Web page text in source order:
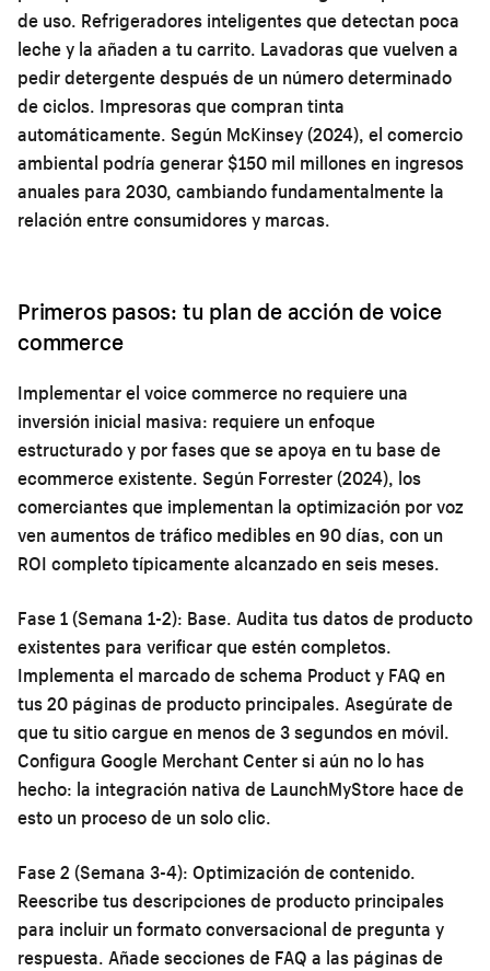
de uso. Refrigeradores inteligentes que detectan poca
leche y la añaden a tu carrito. Lavadoras que vuelven a
pedir detergente después de un número determinado
de ciclos. Impresoras que compran tinta
automáticamente. Según McKinsey (2024), el comercio
ambiental podría generar $150 mil millones en ingresos
anuales para 2030, cambiando fundamentalmente la
relación entre consumidores y marcas.
Primeros pasos: tu plan de acción de voice
commerce
Implementar el voice commerce no requiere una
inversión inicial masiva: requiere un enfoque
estructurado y por fases que se apoya en tu base de
ecommerce existente. Según Forrester (2024), los
comerciantes que implementan la optimización por voz
ven aumentos de tráfico medibles en 90 días, con un
ROI completo típicamente alcanzado en seis meses.
Fase 1 (Semana 1-2): Base. Audita tus datos de producto
existentes para verificar que estén completos.
Implementa el marcado de schema Product y FAQ en
tus 20 páginas de producto principales. Asegúrate de
que tu sitio cargue en menos de 3 segundos en móvil.
Configura Google Merchant Center si aún no lo has
hecho: la integración nativa de LaunchMyStore hace de
esto un proceso de un solo clic.
Fase 2 (Semana 3-4): Optimización de contenido.
Reescribe tus descripciones de producto principales
para incluir un formato conversacional de pregunta y
respuesta. Añade secciones de FAQ a las páginas de